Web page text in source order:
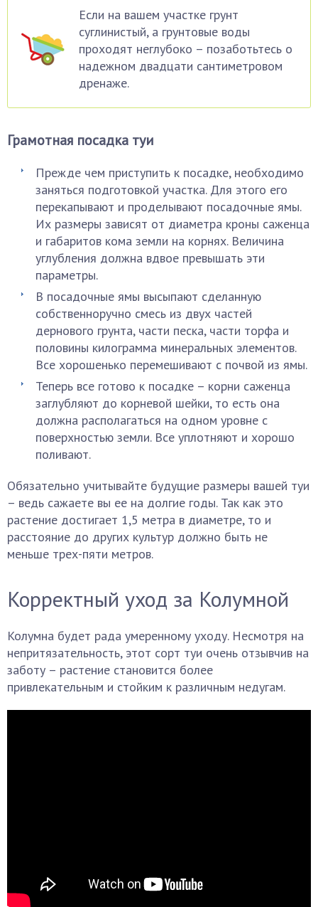
Если на вашем участке грунт
суглинистый, а грунтовые воды
проходят неглубоко – позаботьтесь о
надежном двадцати сантиметровом
дренаже.
Грамотная посадка туи
Прежде чем приступить к посадке, необходимо
заняться подготовкой участка. Для этого его
перекапывают и проделывают посадочные ямы.
Их размеры зависят от диаметра кроны саженца
и габаритов кома земли на корнях. Величина
углубления должна вдвое превышать эти
параметры.
В посадочные ямы высыпают сделанную
собственноручно смесь из двух частей
дернового грунта, части песка, части торфа и
половины килограмма минеральных элементов.
Все хорошенько перемешивают с почвой из ямы.
Теперь все готово к посадке – корни саженца
заглубляют до корневой шейки, то есть она
должна располагаться на одном уровне с
поверхностью земли. Все уплотняют и хорошо
поливают.
Обязательно учитывайте будущие размеры вашей туи
– ведь сажаете вы ее на долгие годы. Так как это
растение достигает 1,5 метра в диаметре, то и
расстояние до других культур должно быть не
меньше трех-пяти метров.
Корректный уход за Колумной
Колумна будет рада умеренному уходу. Несмотря на
непритязательность, этот сорт туи очень отзывчив на
заботу – растение становится более
привлекательным и стойким к различным недугам.